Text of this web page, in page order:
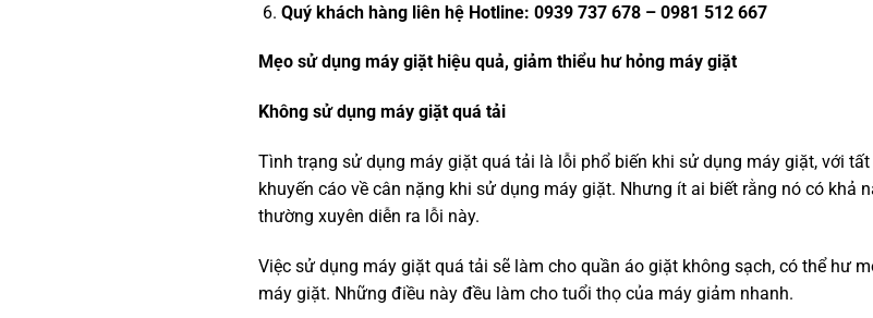
Quý khách hàng liên hệ Hotline: 0939 737 678 – 0981 512 667
Mẹo sử dụng máy giặt hiệu quả, giảm thiểu hư hỏng máy giặt
Không sử dụng máy giặt quá tải
Tình trạng sử dụng máy giặt quá tải là lỗi phổ biến khi sử dụng máy giặt, với
khuyến cáo về cân nặng khi sử dụng máy giặt. Nhưng ít ai biết rằng nó có khả
thường xuyên diễn ra lỗi này.
Việc sử dụng máy giặt quá tải sẽ làm cho quần áo giặt không sạch, có thể hư
máy giặt. Những điều này đều làm cho tuổi thọ của máy giảm nhanh.